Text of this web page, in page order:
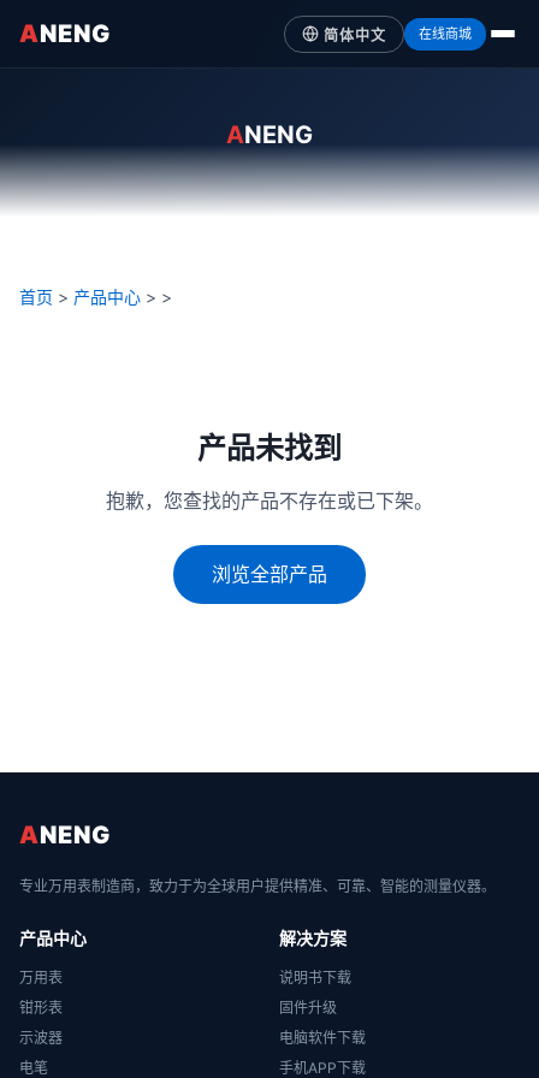
ANENG 简体中文 在线商城
ANENG
首页 > 产品中心 > >
产品未找到
抱歉，您查找的产品不存在或已下架。
浏览全部产品
ANENG
专业万用表制造商，致力于为全球用户提供精准、可靠、智能的测量仪器。
产品中心
万用表
钳形表
示波器
电笔
解决方案
说明书下载
固件升级
电脑软件下载
手机APP下载